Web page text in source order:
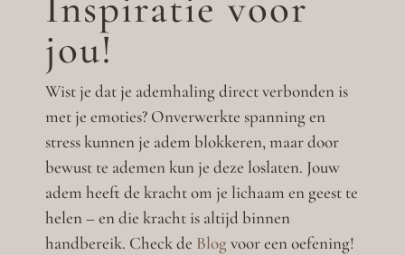
jou!
Wist je dat je ademhaling direct verbonden is
met je emoties? Onverwerkte spanning en
stress kunnen je adem blokkeren, maar door
bewust te ademen kun je deze loslaten. Jouw
adem heeft de kracht om je lichaam en geest te
helen – en die kracht is altijd binnen
handbereik. Check de Blog voor een oefening!